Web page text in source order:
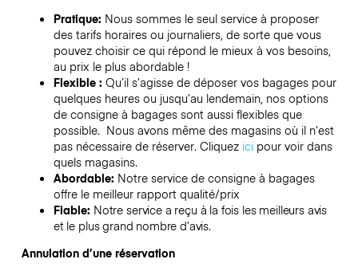
Pratique: Nous sommes le seul service à proposer
des tarifs horaires ou journaliers, de sorte que vous
pouvez choisir ce qui répond le mieux à vos besoins,
au prix le plus abordable !
Flexible : Qu’il s’agisse de déposer vos bagages pour
quelques heures ou jusqu’au lendemain, nos options
de consigne à bagages sont aussi flexibles que
possible. Nous avons même des magasins où il n’est
pas nécessaire de réserver. Cliquez icipour voir dans
quels magasins.
Abordable: Notre service de consigne à bagages
offre le meilleur rapport qualité/prix
Fiable: Notre service a reçu à la fois les meilleurs avis
et le plus grand nombre d’avis.
Annulation d’une réservation